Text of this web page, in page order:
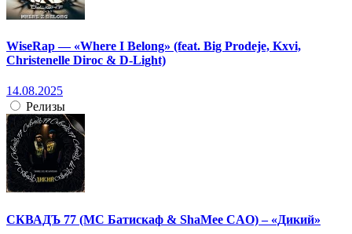
WiseRap — «Where I Belong» (feat. Big Prodeje, Kxvi,
Christenelle Diroc & D-Light)
14.08.2025
Релизы
СКВАДЪ 77 (МС Батискаф & ShaMee CAO) – «Дикий»